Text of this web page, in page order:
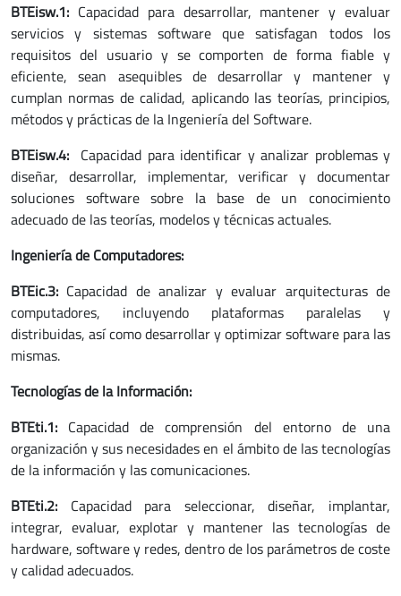
BTEisw.1: Capacidad para desarrollar, mantener y evaluar
servicios y sistemas software que satisfagan todos los
requisitos del usuario y se comporten de forma fiable y
eficiente, sean asequibles de desarrollar y mantener y
cumplan normas de calidad, aplicando las teorías, principios,
métodos y prácticas de la Ingeniería del Software.
BTEisw.4: Capacidad para identificar y analizar problemas y
diseñar, desarrollar, implementar, verificar y documentar
soluciones software sobre la base de un conocimiento
adecuado de las teorías, modelos y técnicas actuales.
Ingeniería de Computadores:
BTEic.3: Capacidad de analizar y evaluar arquitecturas de
computadores, incluyendo plataformas paralelas y
distribuidas, así como desarrollar y optimizar software para las
mismas.
Tecnologías de la Información:
BTEti.1: Capacidad de comprensión del entorno de una
organización y sus necesidades en el ámbito de las tecnologías
de la información y las comunicaciones.
BTEti.2: Capacidad para seleccionar, diseñar, implantar,
integrar, evaluar, explotar y mantener las tecnologías de
hardware, software y redes, dentro de los parámetros de coste
y calidad adecuados.